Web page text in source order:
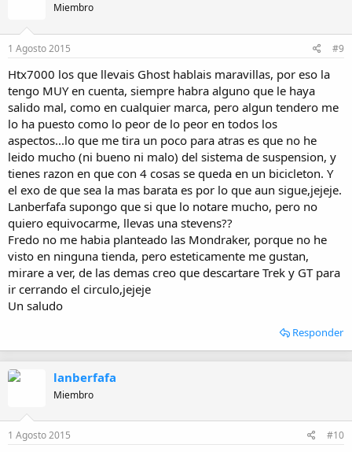
Miembro
1 Agosto 2015 #9
Htx7000 los que llevais Ghost hablais maravillas, por eso la
tengo MUY en cuenta, siempre habra alguno que le haya
salido mal, como en cualquier marca, pero algun tendero me
lo ha puesto como lo peor de lo peor en todos los
aspectos...lo que me tira un poco para atras es que no he
leido mucho (ni bueno ni malo) del sistema de suspension, y
tienes razon en que con 4 cosas se queda en un bicicleton. Y
el exo de que sea la mas barata es por lo que aun sigue,jejeje.
Lanberfafa supongo que si que lo notare mucho, pero no
quiero equivocarme, llevas una stevens??
Fredo no me habia planteado las Mondraker, porque no he
visto en ninguna tienda, pero esteticamente me gustan,
mirare a ver, de las demas creo que descartare Trek y GT para
ir cerrando el circulo,jejeje
Un saludo
Responder
lanberfafa
Miembro
1 Agosto 2015 #10